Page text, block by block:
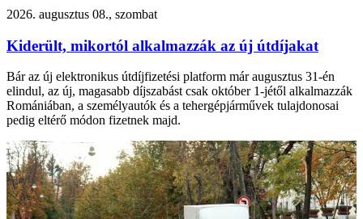
2026. augusztus 08., szombat
Kiderült, mikortól alkalmazzák az új útdíjakat
Bár az új elektronikus útdíjfizetési platform már augusztus 31-én
elindul, az új, magasabb díjszabást csak október 1-jétől alkalmazzák
Romániában, a személyautók és a tehergépjárművek tulajdonosai
pedig eltérő módon fizetnek majd.